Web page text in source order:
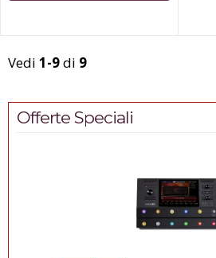
legno.- Oc...
Vedi 1-9di 9
Offerte Speciali